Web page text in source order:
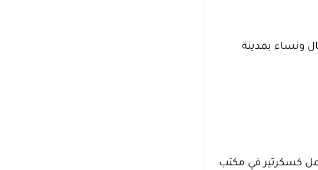
ونساء بمدينة
أو أي مجال آخر ذي صلة، مع خبرة 4 سنوات في العمل كسكرتير في مكتب